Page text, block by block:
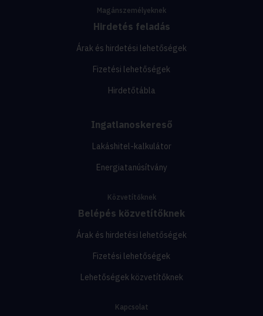
Magánszemélyeknek
Hirdetés feladás
Árak és hirdetési lehetőségek
Fizetési lehetőségek
Hirdetőtábla
Ingatlanoskereső
Lakáshitel-kalkulátor
Energiatanúsítvány
Közvetítőknek
Belépés közvetítőknek
Árak és hirdetési lehetőségek
Fizetési lehetőségek
Lehetőségek közvetítőknek
Kapcsolat